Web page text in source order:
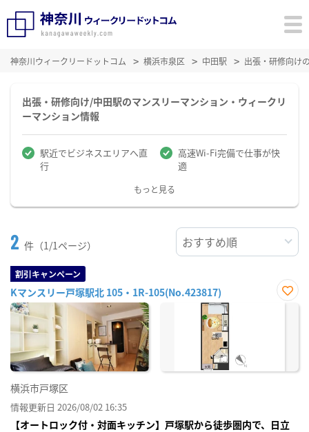
神奈川ウィークリードットコム 横浜市泉区 中田駅 出張・研修向け
出張・研修向け/中田駅のマンスリーマンション・ウィークリ
ーマンション情報
駅近でビジネスエリアへ直
行
高速Wi-Fi完備で仕事が快
適
もっと見る
2 件（1/1ページ）
割引キャンペーン
Kマンスリー戸塚駅北 105・1R-105(No.423817)
お気
横浜市戸塚区
情報更新日 2026/08/02 16:35
【オートロック付・対面キッチン】戸塚駅から徒歩圏内で、日立